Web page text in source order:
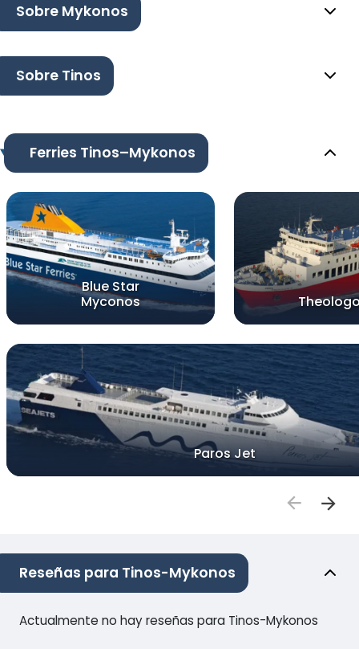
Sobre Mykonos
Sobre Tinos
Ferries Tinos–Mykonos
Blue Star
Myconos
Paros Jet
Reseñas para Tinos-Mykonos
Actualmente no hay reseñas para Tinos-Mykonos